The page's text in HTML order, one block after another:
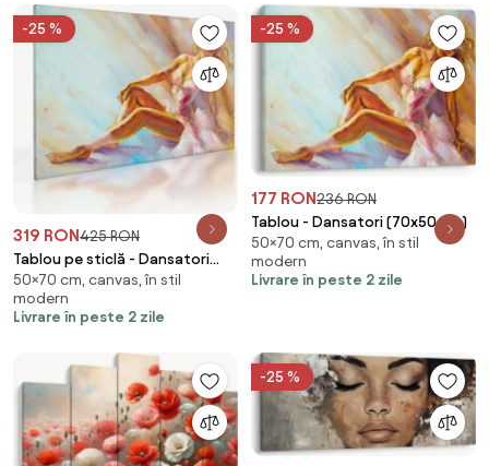
-25 %
319 RON425 RON
Tablou pe sticlă - Dansatori
(70x50 cm)
50×70 cm, canvas, în stil
modern
Livrare în peste 2 zile
-25 %
177 RON236 RON
Tablou - Dansatori (70x50 cm)
50×70 cm, canvas, în stil
modern
Livrare în peste 2 zile
-25 %